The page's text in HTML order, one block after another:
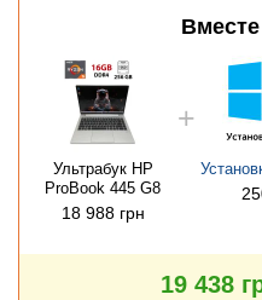
Ультрабук HP
ProBook 445 G8
18 988 грн
19 438